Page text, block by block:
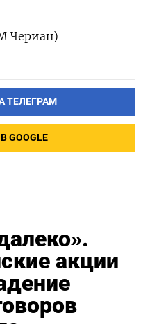
Чериан)
ТЕЛЕГРАМ
акции